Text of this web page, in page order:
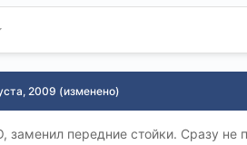
2009 (изменено)
заменил передние стойки. Сразу